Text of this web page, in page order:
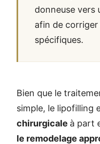
donneuse vers
afin de
spécifiques.
Bien que le
simple, le lipofilling
chirurgicale à part
le remodelage